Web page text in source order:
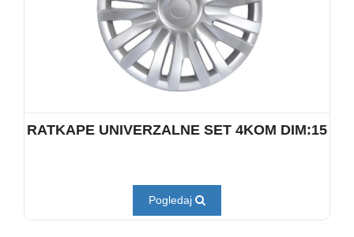
RATKAPE UNIVERZALNE SET 4KOM DIM:15
Pogledaj